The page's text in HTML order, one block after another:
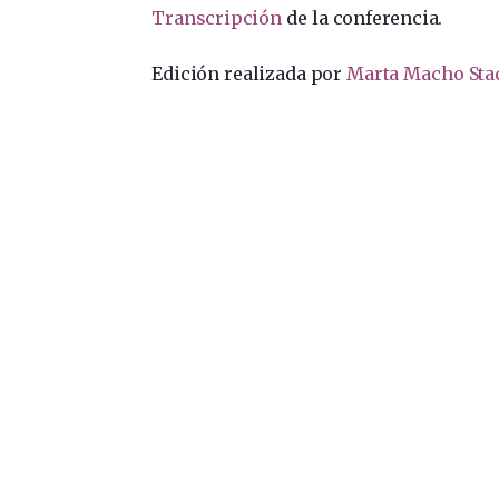
Transcripción de la conferencia.
Edición realizada por Marta Macho